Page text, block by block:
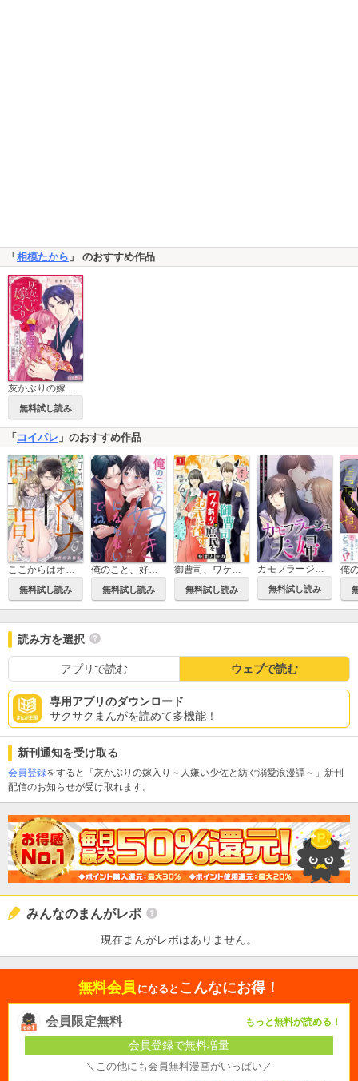
「相模たから 」 のおすすめ作品
灰かぶりの嫁入り～人嫌い少佐と紡ぐ溺愛浪漫譚～【合本版】
無料試し読み
「 コイパレ 」のおすすめ作品
ここからはオトナの時間です。
無料試し読み
俺のこと、好きにならないでね。
無料試し読み
御曹司、ワケありの庶民をお気に召す。
無料試し読み
カモフラージュ夫婦【フルカラー】【タテヨミ】
無料試し読み
読み方を選択
アプリで読む ウェブで読む
専用アプリのダウンロード
サクサクまんがを読めて多機能！
新刊通知を受け取る
会員登録をすると「灰かぶりの嫁入り～人嫌い少佐と紡ぐ溺愛浪漫譚～」新刊
配信のお知らせが受け取れます。
みんなのまんがレポ
現在まんがレポはありません。
無料会員 になると こんなにお得！
会員限定無料 もっと無料が読める！
会員登録で無料増量
＼この他にも会員無料漫画がいっぱい／